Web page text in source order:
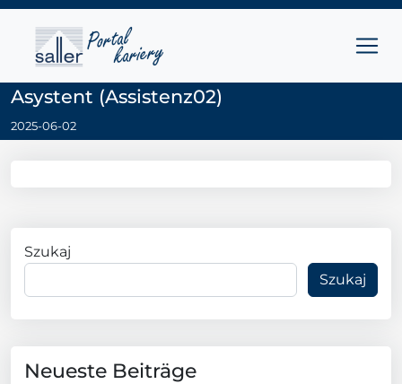
Przejdź do treści
Main Navigation
Asystent (Assistenz02)
2025-06-02
Szukaj
Szukaj
Neueste Beiträge